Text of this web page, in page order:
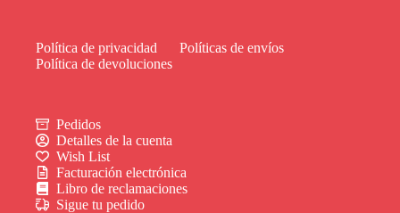
Política de privacidad
Políticas de envíos
Política de devoluciones
Pedidos
Detalles de la cuenta
Wish List
Facturación electrónica
Libro de reclamaciones
Sigue tu pedido